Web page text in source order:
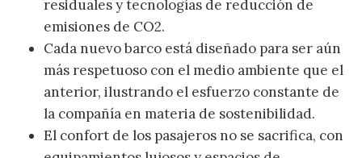
residuales y tecnologías de reducción de
emisiones de CO2.
Cada nuevo barco está diseñado para ser aún
más respetuoso con el medio ambiente que el
anterior, ilustrando el esfuerzo constante de
la compañía en materia de sostenibilidad.
El confort de los pasajeros no se sacrifica, con